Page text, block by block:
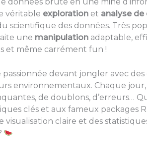
véritable explorationet analyse de
scientifique des données. Très
une manipulationadaptable,
et même carrément fun !
devant jongler avec des
environnementaux. Chaque
de doublons, d’erreurs…
clés et aux fameux packages
claire et des